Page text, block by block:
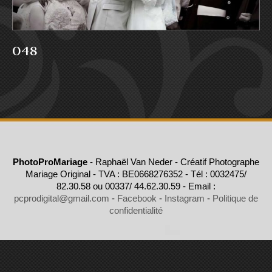
048
PhotoProMariage - Raphaël Van Neder - Créatif Photographe
Mariage Original - TVA : BE0668276352 - Tél : 0032475/
82.30.58 ou 00337/ 44.62.30.59 - Email :
pcprodigital@gmail.com - Facebook - Instagram - Politique de
confidentialité